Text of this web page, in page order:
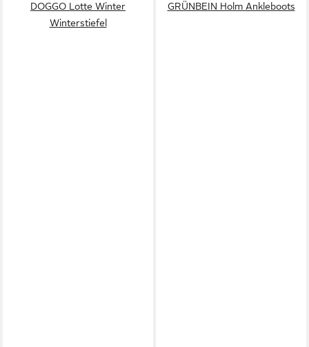
DOGGO Lotte Winter
Winterstiefel
GRÜNBEIN Holm Ankleboots